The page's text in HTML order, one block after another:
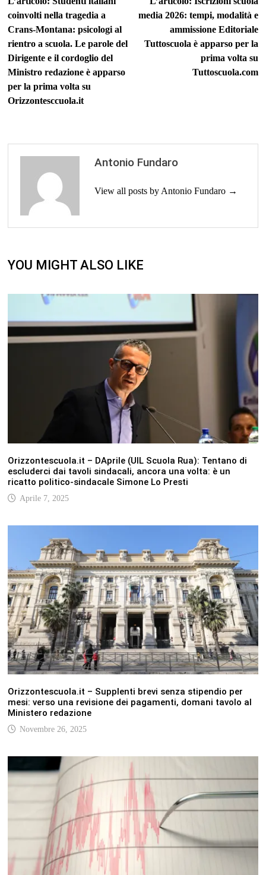
articoli
coinvolti nella tragedia a
Crans-Montana: psicologi al
rientro a scuola. Le parole del
Dirigente e il cordoglio del
Ministro redazione è apparso
per la prima volta su
Orizzontesccuola.it
media 2026: tempi, modalità e
ammissione Editoriale
Tuttoscuola è apparso per la
prima volta su
Tuttoscuola.com
Antonio Fundaro
View all posts by Antonio Fundaro →
YOU MIGHT ALSO LIKE
Orizzontescuola.it – DAprile (UIL Scuola Rua): Tentano di
escluderci dai tavoli sindacali, ancora una volta: è un
ricatto politico-sindacale Simone Lo Presti
Aprile 7, 2025
Orizzontescuola.it – Supplenti brevi senza stipendio per
mesi: verso una revisione dei pagamenti, domani tavolo al
Ministero redazione
Novembre 26, 2025